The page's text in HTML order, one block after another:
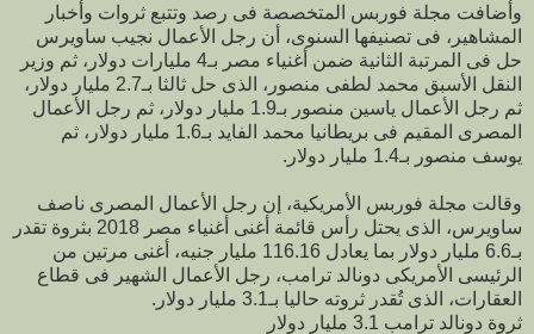
وأضافت مجلة فوربس المتخصصة فى رصد وتتبع ثروات وأخبار
المشاهير، فى تصنيفها السنوى، أن رجل الأعمال نجيب ساويرس
حل فى المرتبة الثانية ضمن أغنياء مصر بـ4 مليارات دولار، ثم وزير
النقل الأسبق محمد لطفى منصور، الذى حل ثالثا بـ2.7 مليار دولار،
ثم رجل الأعمال ياسين منصور بـ1.9 مليار دولار، ثم رجل الأعمال
المصرى المقيم فى بريطانيا محمد الفايد بـ1.6 مليار دولار، ثم
يوسف منصور بـ1.4 مليار دولار.
وقالت مجلة فوربس الأمريكية، إن رجل الأعمال المصرى ناصف
ساويرس، الذى يحتل رأس قائمة أغنى أغنياء مصر 2018 بثروة تقدر
بـ6.6 مليار دولار بما يعادل 116.16 مليار جنيه، أغنى مرتين من
الرئيسى الأمريكى دونالد ترامب، رجل الأعمال الشهير فى قطاع
العقارات، الذى تُقدر ثروته حاليا بـ3.1 مليار دولار.
ثروة دونالد ترامب 3.1 مليار دولار